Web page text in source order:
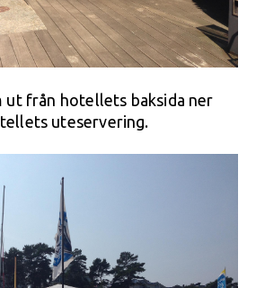
ut från hotellets baksida ner
uteservering.